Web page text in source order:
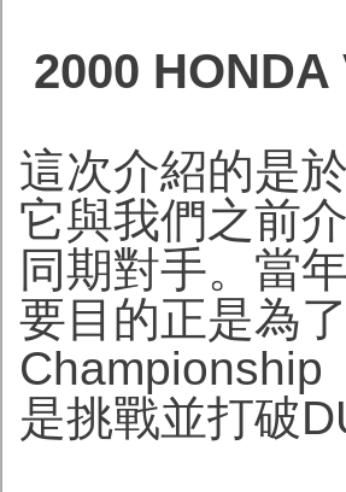
2000
這次介紹的是
它與我們之前
同期對手。當
要目的正是為
Championship
是挑戰並打破